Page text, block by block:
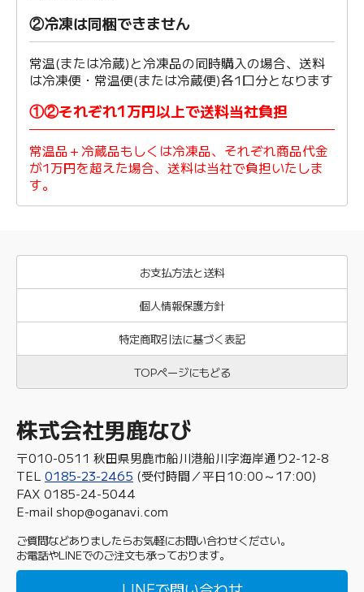
②冷凍は同梱できません
常温(または冷蔵)と冷凍品の同時購入の場合、送料
は冷凍便・常温便(または冷蔵便)各1口分となります
①②それぞれ1万円以上で送料当社負担
常温品＋冷蔵品もしくは冷凍品、それぞれ商品代金
が1万円を超えた場合、送料は当社で負担いたしま
す。
お支払方法と送料
個人情報保護方針
特定商取引法に基づく表記
TOPページにもどる
株式会社男鹿なび
〒010-0511 秋田県男鹿市船川港船川字海岸通り2-12-8
TEL0185-23-2465 (受付時間／平日10:00～17:00)
FAX 0185-24-5044
E-mail shop@oganavi.com
ご質問などありましたらお気軽にお問い合わせください。
お電話やLINEでのご注文も承っております。